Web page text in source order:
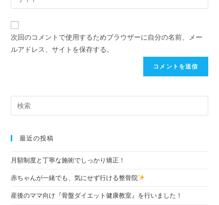
次回のコメントで使用するためブラウザーに自分の名前、メー
ルアドレス、サイトを保存する。
最近の投稿
月額制度と丁寧な施術でしっかり矯正！
赤ちゃんが一緒でも、気にせず行ける整骨院
産後のママ向け『骨盤ダイエット健康教室』を行いました！